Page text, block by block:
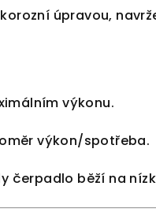
úpravou,
výkonu.
výkon/spotřeba.
čerpadlo běží na